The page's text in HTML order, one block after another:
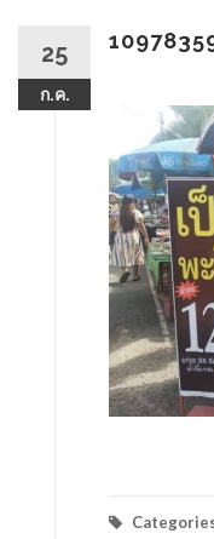
25
ก.ค.